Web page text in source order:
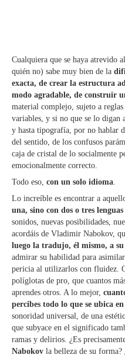
Cualquiera que se haya atrevido
quién no) sabe muy bien de la
exacta, de crear la estructura
modo agradable, de construir
material complejo, sujeto a
variables, y si no que se lo
y hasta tipografía, por no hablar
del sentido, de los confusos
caja de cristal de lo socialmente
emocionalmente correcto.
Todo eso, con un solo idioma.
Lo increíble es encontrar a
una, sino con dos o tres
sonidos, nuevas posibilidades,
acordáis de Vladimir Nabokov,
luego la tradujo, él mismo, a
admirar su habilidad para
pericia al utilizarlos con fluidez.
políglotas de pro, que cuantos
aprendes otros. A lo mejor,
percibes todo lo que se ubica
sonoridad universal, de una
que subyace en el significado
ramas y delirios. ¿Es
Nabokov la belleza de su